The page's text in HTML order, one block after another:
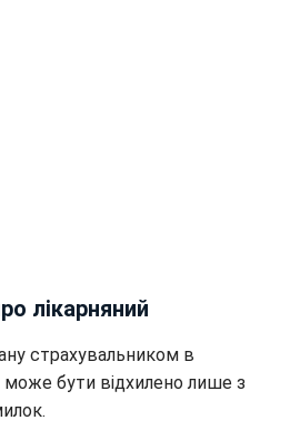
лікарняний
страхувальником в
може бути відхилено лише з